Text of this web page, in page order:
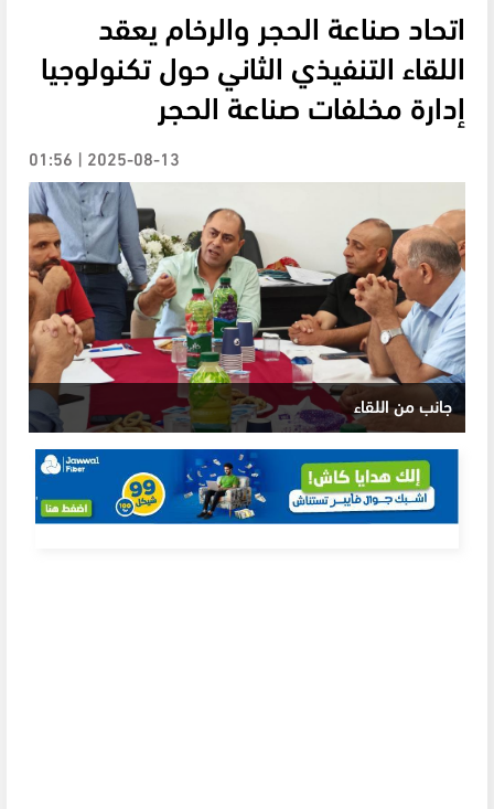
اتحاد صناعة الحجر والرخام يعقد
اللقاء التنفيذي الثاني حول تكنولوجيا
إدارة مخلفات صناعة الحجر
2025-08-13 | 01:56
جانب من اللقاء